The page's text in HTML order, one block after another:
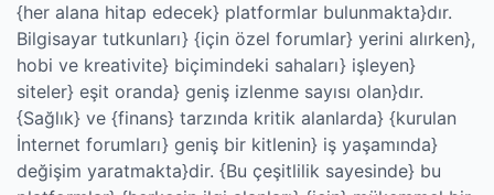
{her alana hitap edecek} platformlar bulunmakta}dır.
Bilgisayar tutkunları} {için özel forumlar} yerini alırken},
hobi ve kreativite} biçimindeki sahaları} işleyen}
siteler} eşit oranda} geniş izlenme sayısı olan}dır.
{Sağlık} ve {finans} tarzında kritik alanlarda} {kurulan
İnternet forumları} geniş bir kitlenin} iş yaşamında}
değişim yaratmakta}dir. {Bu çeşitlilik sayesinde} bu